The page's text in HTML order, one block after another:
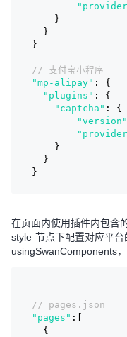
    }
  }
}
// 支付宝小程序
"mp-alipay" : {
"plugins" : {
"captcha" : {
"version"
    }
  }
}
在页面内使用插件内包含
style 节点下配置对应平
usingSwanComponents，
// pages.json
"pages" :[
  {